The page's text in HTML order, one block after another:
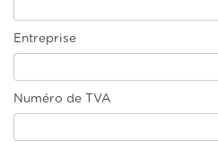
Entreprise
Numéro de TVA